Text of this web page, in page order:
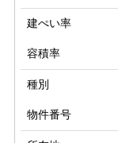
建ぺい率
容積率
種別
物件番号